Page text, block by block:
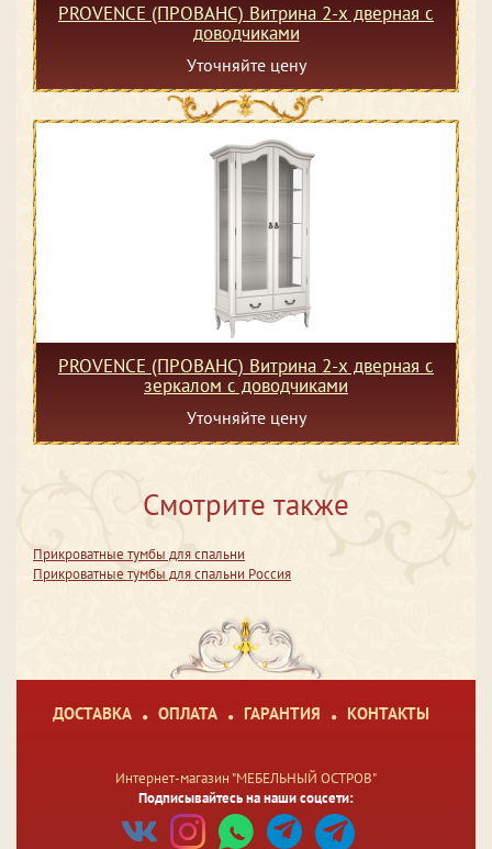
PROVENCE (ПРОВАНС) Витрина 2-х дверная с
доводчиками
Уточняйте цену
PROVENCE (ПРОВАНС) Витрина 2-х дверная с
зеркалом с доводчиками
Уточняйте цену
Смотрите также
Прикроватные тумбы для спальни
Прикроватные тумбы для спальни Россия
ДОСТАВКА ОПЛАТА ГАРАНТИЯ КОНТАКТЫ
Интернет-магазин "МЕБЕЛЬНЫЙ ОСТРОВ"
Подписывайтесь на наши соцсети: